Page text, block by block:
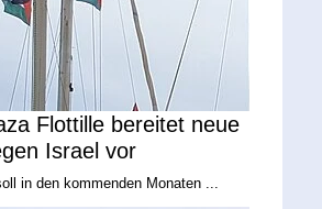
Flottille bereitet neue
Israel vor
in den kommenden Monaten ...